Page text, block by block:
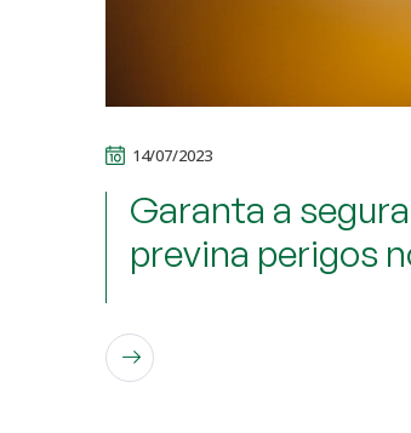
14/07/2023
Garanta a
previna perigos